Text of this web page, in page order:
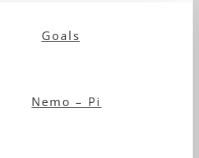
Goals
Nemo – Pi